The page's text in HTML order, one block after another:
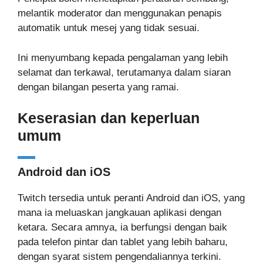
melantik moderator dan menggunakan penapis
automatik untuk mesej yang tidak sesuai.
Ini menyumbang kepada pengalaman yang lebih
selamat dan terkawal, terutamanya dalam siaran
dengan bilangan peserta yang ramai.
Keserasian dan keperluan
umum
Android dan iOS
Twitch tersedia untuk peranti Android dan iOS, yang
mana ia meluaskan jangkauan aplikasi dengan
ketara. Secara amnya, ia berfungsi dengan baik
pada telefon pintar dan tablet yang lebih baharu,
dengan syarat sistem pengendaliannya terkini.